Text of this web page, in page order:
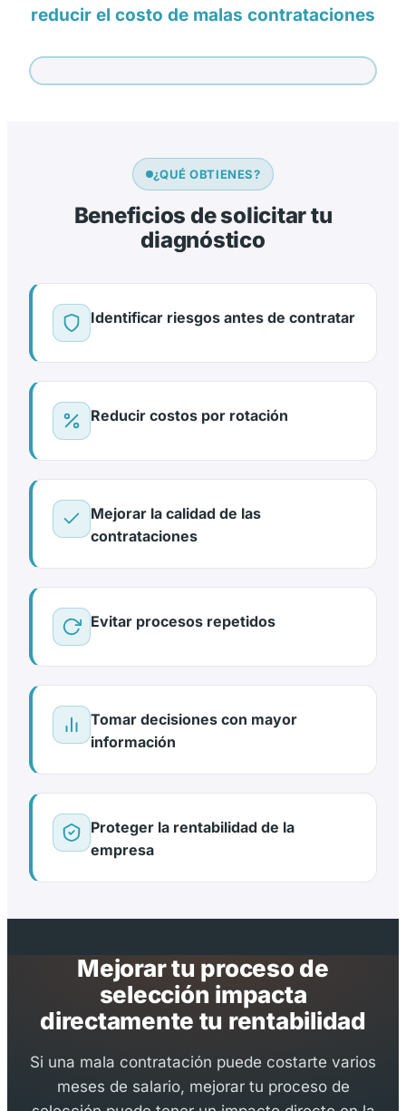
reducir el costo de malas contrataciones
¿QUÉ OBTIENES?
Beneficios de solicitar tu
diagnóstico
Identificar riesgos antes de contratar
Reducir costos por rotación
Mejorar la calidad de las
contrataciones
Evitar procesos repetidos
Tomar decisiones con mayor
información
Proteger la rentabilidad de la
empresa
Mejorar tu proceso de
selección impacta
directamente tu rentabilidad
Si una mala contratación puede costarte varios
meses de salario, mejorar tu proceso de